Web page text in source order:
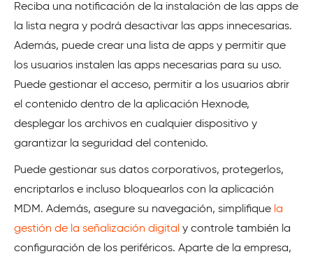
Reciba una notificación de la instalación de las apps de
la lista negra y podrá desactivar las apps innecesarias.
Además, puede crear una lista de apps y permitir que
los usuarios instalen las apps necesarias para su uso.
Puede gestionar el acceso, permitir a los usuarios abrir
el contenido dentro de la aplicación Hexnode,
desplegar los archivos en cualquier dispositivo y
garantizar la seguridad del contenido.
Puede gestionar sus datos corporativos, protegerlos,
encriptarlos e incluso bloquearlos con la aplicación
MDM. Además, asegure su navegación, simplifique la
gestión de la señalización digital y controle también la
configuración de los periféricos. Aparte de la empresa,